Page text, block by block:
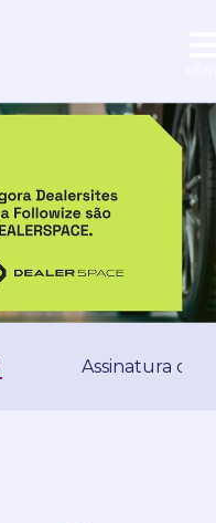
Assinatura de